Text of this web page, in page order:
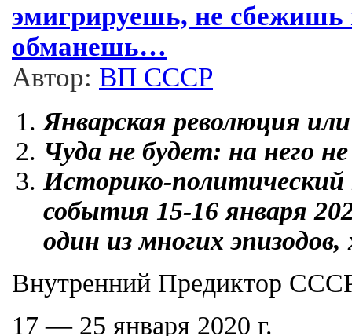
эмигрируешь, не сбежишь
обманешь…
Автор: ВП СССР
Январская революция
Чуда не будет: на него
Историко-
события 15-16 января
один из многих
Внутренний Предиктор
17 — 25 января 2020 г.